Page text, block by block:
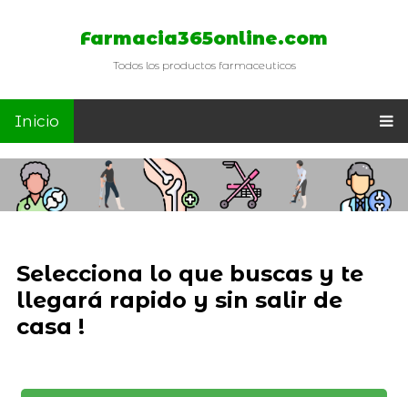
Farmacia365online.com
Todos los productos farmaceuticos
Inicio
Selecciona lo que buscas y te
llegará rapido y sin salir de
casa !